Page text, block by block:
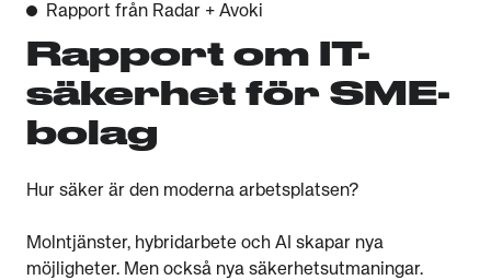
Rapport från Radar + Avoki
Rapport om IT-
säkerhet för SME-
bolag
Hur säker är den moderna arbetsplatsen?
Molntjänster, hybridarbete och AI skapar nya
möjligheter. Men också nya säkerhetsutmaningar.